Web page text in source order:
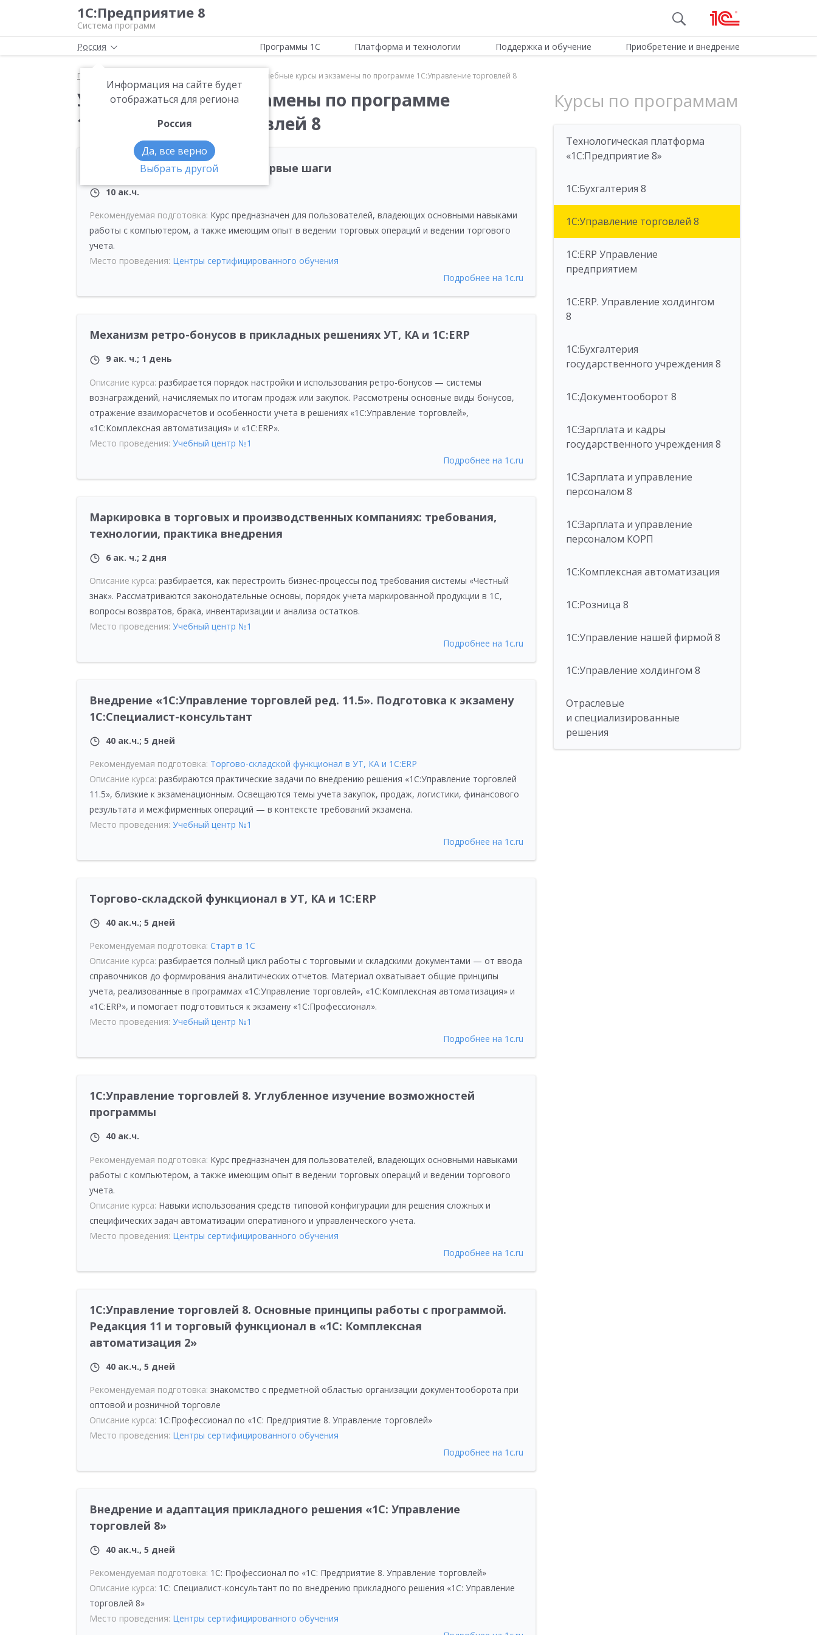
1С:Предприятие 8
Система программ
Россия
Информация на сайте будет
отображаться для региона
Россия
Да, все верно
Выбрать другой
Программы 1С Платформа и технологии Поддержка и обучение Приобретение и внедрение
Главная Учебные курсы и экзамены по программе 1C:Управление торговлей 8
Учебные курсы и экзамены по программе
1C:Управление торговлей 8
1С:Управление торговлей 8: Первые шаги
10 ак.ч.
Рекомендуемая подготовка: Курс предназначен для пользователей, владеющих основными навыками
работы с компьютером, а также имеющим опыт в ведении торговых операций и ведении торгового
учета.
Место проведения: Центры сертифицированного обучения
Подробнее на 1c.ru
Механизм ретро-бонусов в прикладных решениях УТ, КА и 1С:ERP
9 ак. ч.; 1 день
Описание курса: разбирается порядок настройки и использования ретро-бонусов — системы
вознаграждений, начисляемых по итогам продаж или закупок. Рассмотрены основные виды бонусов,
отражение взаиморасчетов и особенности учета в решениях «1С:Управление торговлей»,
«1С:Комплексная автоматизация» и «1С:ERP».
Место проведения: Учебный центр №1
Подробнее на 1c.ru
Маркировка в торговых и производственных компаниях: требования,
технологии, практика внедрения
6 ак. ч.; 2 дня
Описание курса: разбирается, как перестроить бизнес-процессы под требования системы «Честный
знак». Рассматриваются законодательные основы, порядок учета маркированной продукции в 1С,
вопросы возвратов, брака, инвентаризации и анализа остатков.
Место проведения: Учебный центр №1
Подробнее на 1c.ru
Внедрение «1С:Управление торговлей ред. 11.5». Подготовка к экзамену
1С:Специалист-консультант
40 ак.ч.; 5 дней
Рекомендуемая подготовка: Торгово-складской функционал в УТ, КА и 1С:ERP
Описание курса: разбираются практические задачи по внедрению решения «1С:Управление торговлей
11.5», близкие к экзаменационным. Освещаются темы учета закупок, продаж, логистики, финансового
результата и межфирменных операций — в контексте требований экзамена.
Место проведения: Учебный центр №1
Подробнее на 1c.ru
Торгово-складской функционал в УТ, КА и 1С:ERP
40 ак.ч.; 5 дней
Рекомендуемая подготовка: Старт в 1С
Описание курса: разбирается полный цикл работы с торговыми и складскими документами — от ввода
справочников до формирования аналитических отчетов. Материал охватывает общие принципы
учета, реализованные в программах «1С:Управление торговлей», «1С:Комплексная автоматизация» и
«1С:ERP», и помогает подготовиться к экзамену «1С:Профессионал».
Место проведения: Учебный центр №1
Подробнее на 1c.ru
1С:Управление торговлей 8. Углубленное изучение возможностей
программы
40 ак.ч.
Рекомендуемая подготовка: Курс предназначен для пользователей, владеющих основными навыками
работы с компьютером, а также имеющим опыт в ведении торговых операций и ведении торгового
учета.
Описание курса: Навыки использования средств типовой конфигурации для решения сложных и
специфических задач автоматизации оперативного и управленческого учета.
Место проведения: Центры сертифицированного обучения
Подробнее на 1c.ru
1С:Управление торговлей 8. Основные принципы работы с программой.
Редакция 11 и торговый функционал в «1С: Комплексная
автоматизация 2»
40 ак.ч., 5 дней
Рекомендуемая подготовка: знакомство с предметной областью организации документооборота при
оптовой и розничной торговле
Описание курса: 1C:Профессионал по «1С: Предприятие 8. Управление торговлей»
Место проведения: Центры сертифицированного обучения
Подробнее на 1c.ru
Внедрение и адаптация прикладного решения «1С: Управление
торговлей 8»
40 ак.ч., 5 дней
Рекомендуемая подготовка: 1С: Профессионал по «1С: Предприятие 8. Управление торговлей»
Описание курса: 1С: Специалист-консультант по по внедрению прикладного решения «1С: Управление
торговлей 8»
Место проведения: Центры сертифицированного обучения
Курсы по программам
Технологическая платформа
«1С:Предприятие 8»
1С:Бухгалтерия 8
1C:Управление торговлей 8
1С:ERP Управление
предприятием
1С:ERP. Управление холдингом
8
1С:Бухгалтерия
государственного учреждения 8
1С:Документооборот 8
1С:Зарплата и кадры
государственного учреждения 8
1С:Зарплата и управление
персоналом 8
1С:Зарплата и управление
персоналом КОРП
1С:Комплексная автоматизация
1С:Розница 8
1С:Управление нашей фирмой 8
1С:Управление холдингом 8
Отраслевые
и специализированные
решения